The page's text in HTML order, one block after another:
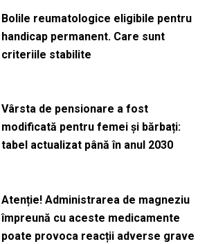
Bolile reumatologice eligibile pentru
handicap permanent. Care sunt
criteriile stabilite
Vârsta de pensionare a fost
modificată pentru femei și bărbați:
tabel actualizat până în anul 2030
Atenție! Administrarea de magneziu
împreună cu aceste medicamente
poate provoca reacții adverse grave